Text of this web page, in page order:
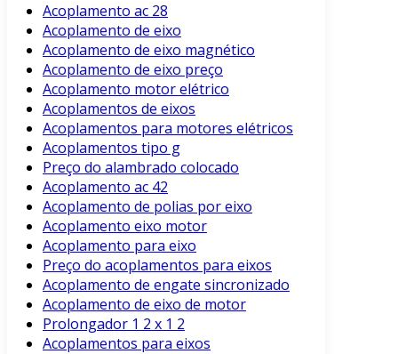
Acoplamento ac 28
Acoplamento de eixo
Acoplamento de eixo magnético
Acoplamento de eixo preço
Acoplamento motor elétrico
Acoplamentos de eixos
Acoplamentos para motores elétricos
Acoplamentos tipo g
Preço do alambrado colocado
Acoplamento ac 42
Acoplamento de polias por eixo
Acoplamento eixo motor
Acoplamento para eixo
Preço do acoplamentos para eixos
Acoplamento de engate sincronizado
Acoplamento de eixo de motor
Prolongador 1 2 x 1 2
Acoplamentos para eixos